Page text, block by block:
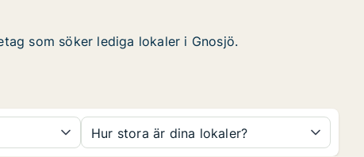
som söker lediga lokaler i Gnosjö.
Hur stora är dina lokaler?